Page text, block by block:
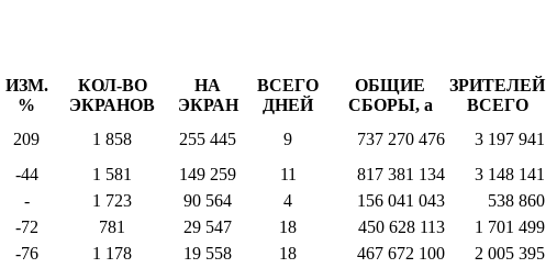
ИЗМ.
%
КОЛ-ВО
ЭКРАНОВ
НА
ЭКРАН
ВСЕГО
ДНЕЙ
ОБЩИЕ
СБОРЫ, a
ЗРИТЕЛЕЙ
ВСЕГО
209 1 858 255 445 9 737 270 476
3 197 941
-44 1 581 149 259 11 817 381 134
3 148 141
- 1 723 90 564 4 156 041 043
538 860
-72 781 29 547 18 450 628 113
1 701 499
-76 1 178 19 558 18 467 672 100
2 005 395